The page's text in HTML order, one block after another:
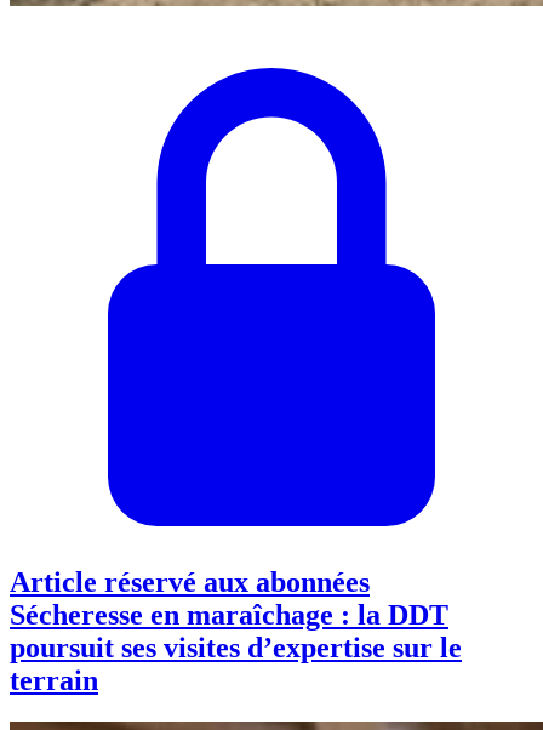
Article réservé aux abonnées
Sécheresse en maraîchage : la DDT
poursuit ses visites d’expertise sur le
terrain